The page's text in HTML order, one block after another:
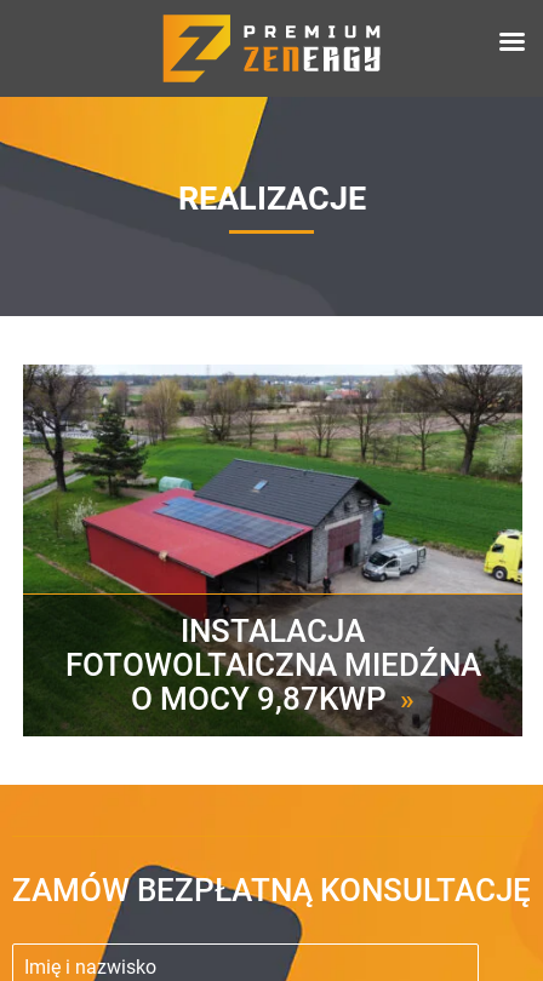
REALIZACJE
INSTALACJA
FOTOWOLTAICZNA MIEDŹNA
O MOCY 9,87KWP »
ZAMÓW BEZPŁATNĄ KONSULTACJĘ